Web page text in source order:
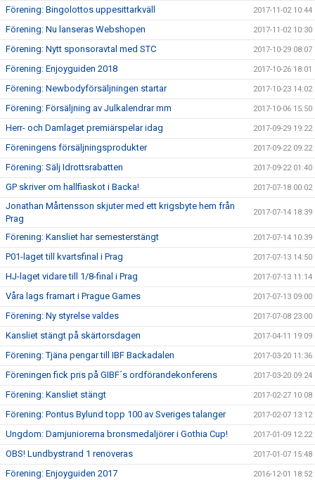
Förening: Bingolottos uppesittarkväll 2017-11-02 10:44
Förening: Nu lanseras Webshopen 2017-11-02 10:30
Förening: Nytt sponsoravtal med STC 2017-10-29 08:07
Förening: Enjoyguiden 2018 2017-10-26 18:01
Förening: Newbodyförsäljningen startar 2017-10-23 14:02
Förening: Försäljning av Julkalendrar mm 2017-10-06 15:50
Herr- och Damlaget premiärspelar idag 2017-09-29 19:22
Föreningens försäljningsprodukter 2017-09-22 09:22
Förening: Sälj Idrottsrabatten 2017-09-22 01:40
GP skriver om hallfiaskot i Backa! 2017-07-18 00:02
Jonathan Mårtensson skjuter med ett krigsbyte hem från
Prag
2017-07-14 18:39
Förening: Kansliet har semesterstängt 2017-07-14 10:39
P01-laget till kvartsfinal i Prag 2017-07-13 14:50
HJ-laget vidare till 1/8-final i Prag 2017-07-13 11:14
Våra lags framart i Prague Games 2017-07-13 09:00
Förening: Ny styrelse valdes 2017-07-08 23:00
Kansliet stängt på skärtorsdagen 2017-04-11 19:09
Förening: Tjäna pengar till IBF Backadalen 2017-03-20 11:36
Föreningen fick pris på GIBF´s ordförandekonferens 2017-03-20 09:24
Förening: Kansliet stängt 2017-02-27 10:08
Förening: Pontus Bylund topp 100 av Sveriges talanger 2017-02-07 13:12
Ungdom: Damjuniorerna bronsmedaljörer i Gothia Cup! 2017-01-09 12:22
OBS! Lundbystrand 1 renoveras 2017-01-07 15:48
Förening: Enjoyguiden 2017 2016-12-01 18:52